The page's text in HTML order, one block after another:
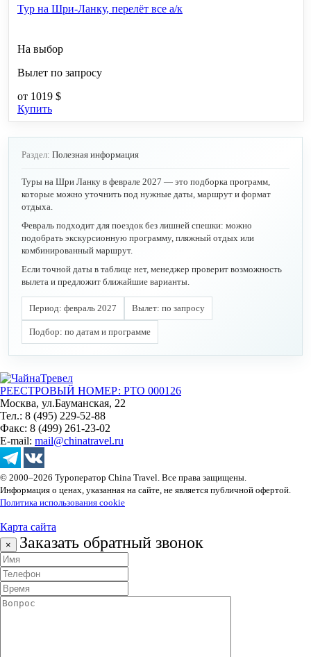
Тур на Шри-Ланку, перелёт все а/к
На выбор
Вылет по запросу
от 1019 $
Купить
Раздел: Полезная информация
Туры на Шри Ланку в феврале 2027 — это подборка программ,
которые можно уточнить под нужные даты, маршрут и формат
отдыха.
Февраль подходит для поездок без лишней спешки: можно
подобрать экскурсионную программу, пляжный отдых или
комбинированный маршрут.
Если точной даты в таблице нет, менеджер проверит возможность
вылета и предложит ближайшие варианты.
Период: февраль 2027 Вылет: по запросу
Подбор: по датам и программе
РЕЕСТРОВЫЙ НОМЕР: РТО 000126
Москва, ул.Бауманская, 22
Тел.: 8 (495) 229-52-88
Факс: 8 (499) 261-23-02
E-mail: mail@chinatravel.ru
© 2000–2026 Туроператор China Travel. Все права защищены.
Информация о ценах, указанная на сайте, не является публичной офертой.
Политика использования cookie
Карта сайта
× Заказать обратный звонок